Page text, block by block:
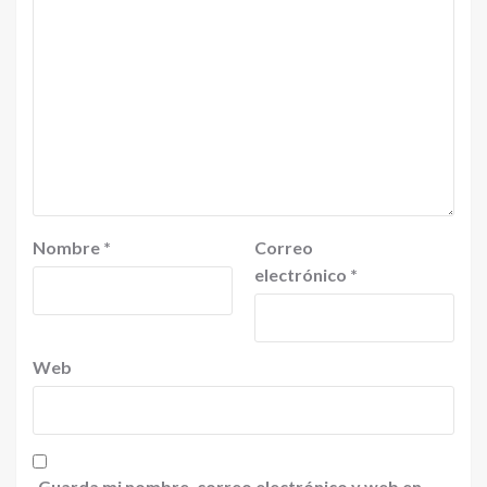
Nombre *
Correo
electrónico *
Web